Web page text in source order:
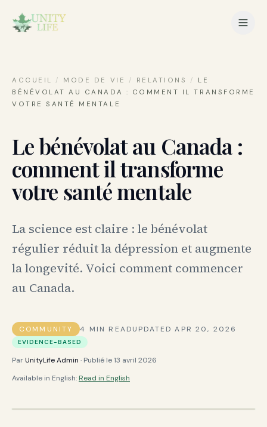
ACCUEIL / MODE DE VIE / RELATIONS /
LE
BÉNÉVOLAT AU CANADA : COMMENT IL TRANSFORME
VOTRE SANTÉ MENTALE
Le bénévolat au Canada :
comment il transforme
votre santé mentale
La science est claire : le bénévolat
régulier réduit la dépression et augmente
la longevité. Voici comment commencer
au Canada.
COMMUNITY 4 MIN READUPDATED APR 20, 2026
EVIDENCE-BASED
ParUnityLife Admin · Publié le13 avril 2026
Available in English: Read in English